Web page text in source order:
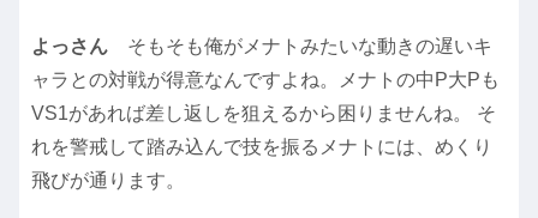
よっさん そもそも俺がメナトみたいな動きの遅いキ
ャラとの対戦が得意なんですよね。メナトの中P大Pも
VS1があれば差し返しを狙えるから困りませんね。 そ
れを警戒して踏み込んで技を振るメナトには、めくり
飛びが通ります。